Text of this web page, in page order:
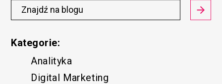
Kategorie:
Analityka
Digital Marketing